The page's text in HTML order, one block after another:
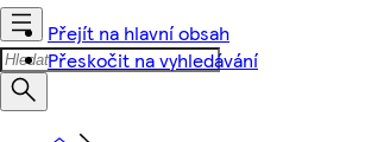
Přejít na hlavní obsah
Přeskočit na vyhledávání